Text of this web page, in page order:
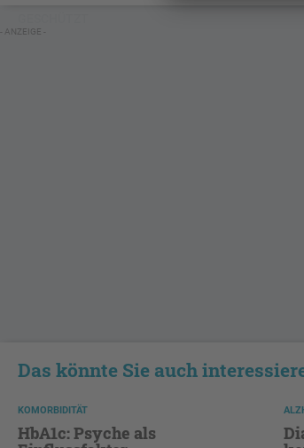
- ANZEIGE -
Das könnte Sie auch
KOMORBIDITÄT
HbA1c: Psyche als